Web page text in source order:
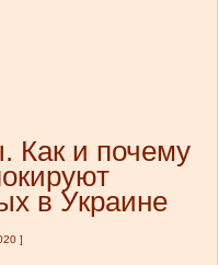
Как и почему
в Украине
]